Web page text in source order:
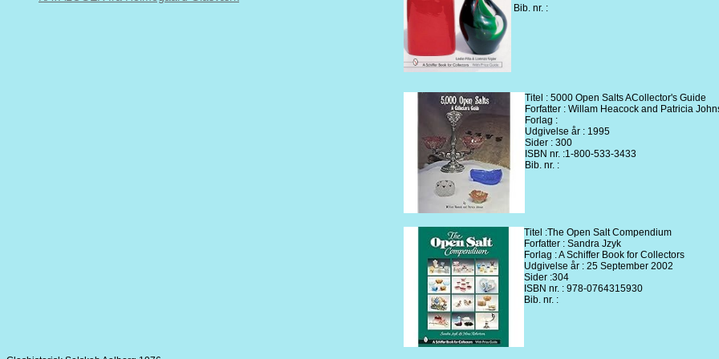
Bib. nr. :
Titel : 5000 Open Salts ACollector's Guide
Forfatter : Willam Heacock and Patricia
Forlag :
Udgivelse år : 1995
Sider : 300
ISBN nr. :1-800-533-3433
Bib. nr. :
Titel :The Open Salt Compendium
Forfatter : Sandra Jzyk
Forlag : A Schiffer Book for Collectors
Udgivelse år : 25 September 2002
Sider :304
ISBN nr. : 978-0764315930
Bib. nr. :